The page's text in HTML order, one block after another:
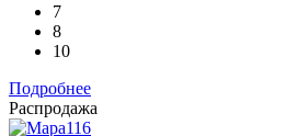
7
8
10
Подробнее
Распродажа